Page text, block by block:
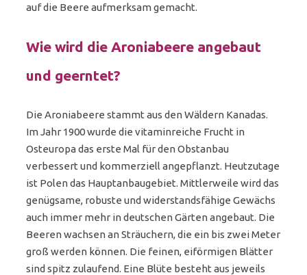
auf die Beere aufmerksam gemacht.
Wie wird die Aroniabeere angebaut
und geerntet?
Die Aroniabeere stammt aus den Wäldern Kanadas.
Im Jahr 1900 wurde die vitaminreiche Frucht in
Osteuropa das erste Mal für den Obstanbau
verbessert und kommerziell angepflanzt. Heutzutage
ist Polen das Hauptanbaugebiet. Mittlerweile wird das
genügsame, robuste und widerstandsfähige Gewächs
auch immer mehr in deutschen Gärten angebaut. Die
Beeren wachsen an Sträuchern, die ein bis zwei Meter
groß werden können. Die feinen, eiförmigen Blätter
sind spitz zulaufend. Eine Blüte besteht aus jeweils